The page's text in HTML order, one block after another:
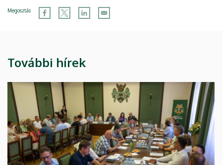
Megosztás
További hírek